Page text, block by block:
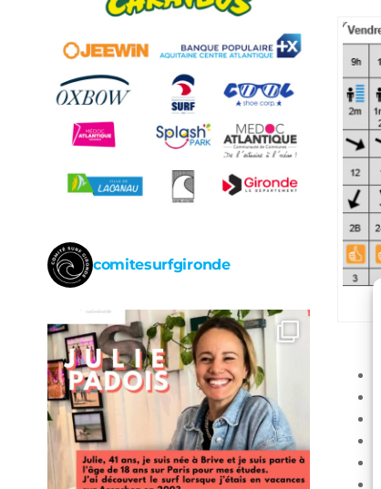
comitesurfgironde